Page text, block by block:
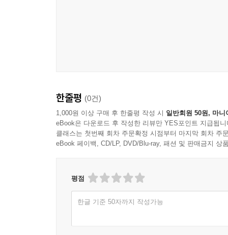
한줄평 (0건)
1,000원 이상 구매 후 한줄평 작성 시 일반회원 50원, 마니
eBook은 다운로드 후 작성한 리뷰만 YES포인트 지급됩니
클래스는 첫번째 회차 주문확정 시점부터 마지막 회차 주
eBook 페이백, CD/LP, DVD/Blu-ray, 패션 및 판매금지 상
평점
한글 기준 50자까지 작성가능